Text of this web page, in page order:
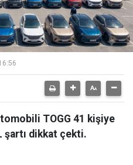
TOGG 41 kişiye
şartı dikkat çekti.